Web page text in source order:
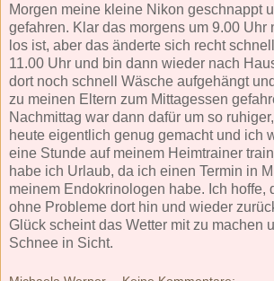
Morgen meine kleine Nikon geschnappt
gefahren. Klar das morgens um 9.00 Uhr
los ist, aber das änderte sich recht
11.00 Uhr und bin dann wieder nach
dort noch schnell Wäsche aufgehängt
zu meinen Eltern zum Mittagessen
Nachmittag war dann dafür um so
heute eigentlich genug gemacht und ich
eine Stunde auf meinem Heimtrainer
habe ich Urlaub, da ich einen Termin in
meinem Endokrinologen habe. Ich hoffe,
ohne Probleme dort hin und wieder
Glück scheint das Wetter mit zu machen
Schnee in Sicht.